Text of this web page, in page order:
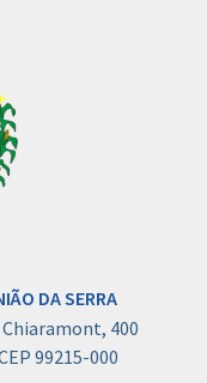
DA SERRA
400
99215-000